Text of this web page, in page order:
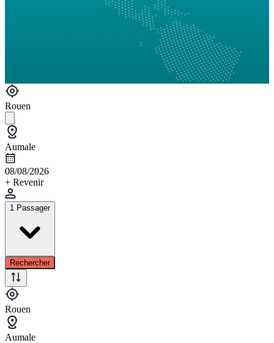
Rouen
Aumale
08/08/2026
+ Revenir
1 Passager
Rechercher
Rouen
Aumale